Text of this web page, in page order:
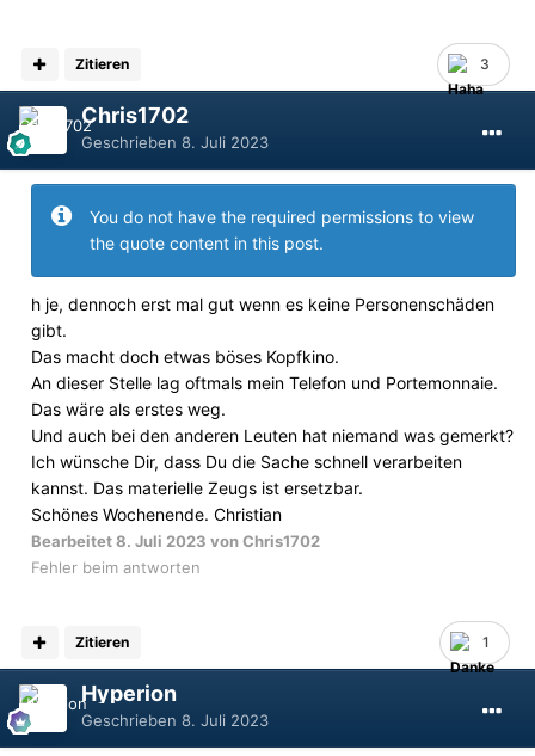
3
Zitieren
Chris1702
Geschrieben 8. Juli 2023
You do not have the required permissions to view
the quote content in this post.
h je, dennoch erst mal gut wenn es keine Personenschäden
gibt.
Das macht doch etwas böses Kopfkino.
An dieser Stelle lag oftmals mein Telefon und Portemonnaie.
Das wäre als erstes weg.
Und auch bei den anderen Leuten hat niemand was gemerkt?
Ich wünsche Dir, dass Du die Sache schnell verarbeiten
kannst. Das materielle Zeugs ist ersetzbar.
Schönes Wochenende. Christian
Bearbeitet8. Juli 2023 von Chris1702
Fehler beim antworten
1
Zitieren
Hyperion
Geschrieben 8. Juli 2023